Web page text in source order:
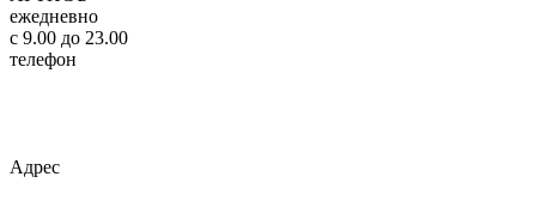
ежедневно
c 9.00 до 23.00
телефон
Адрес